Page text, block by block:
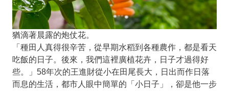
猶滴著晨露的炮仗花。
「種田人真得很辛苦，從早期水稻到各種農作，都是看天
吃飯的日子。後來，我們這裡廣植花卉，日子才過得好
些。」58年次的王進財從小在田尾長大，日出而作日落
而息的生活，都市人眼中簡單的「小日子」，卻是他一步